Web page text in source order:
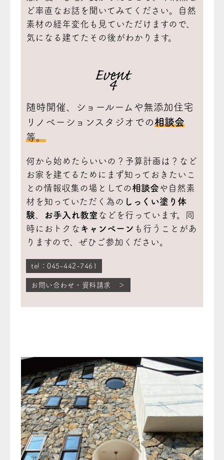
ど率直なお話を聞いてみてください。自然
素材の経年変化も見ていただけますので、
気になる建てたその後がわかります。
Event
4
随時開催、ショールームや無添加住宅
リノベーションスタジオでの相談会
等。
何から始めたらいいの？予算計画は？など
お家を建てるためにまず知っておきたいこ
との情報収集の場としての相談会や自然素
材を知っていただく為の しっくい塗り体
験
お手入れ教室 などを行っています。同
時におトクな キャンペーン も行うことがあ
りますので、ぜひご参加ください。
tel：045-442-7461
お問い合わせ・資料請求 ＞